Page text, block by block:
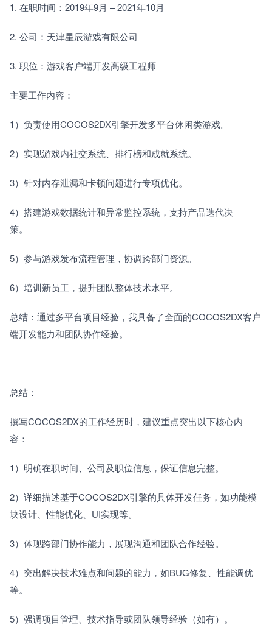
1. 在职时间：2019年9月 – 2021年10月
2. 公司：天津星辰游戏有限公司
3. 职位：游戏客户端开发高级工程师
主要工作内容：
1）负责使用COCOS2DX引擎开发多平台休闲类游戏。
2）实现游戏内社交系统、排行榜和成就系统。
3）针对内存泄漏和卡顿问题进行专项优化。
4）搭建游戏数据统计和异常监控系统，支持产品迭代决
策。
5）参与游戏发布流程管理，协调跨部门资源。
6）培训新员工，提升团队整体技术水平。
总结：通过多平台项目经验，我具备了全面的COCOS2DX客户
端开发能力和团队协作经验。
总结：
撰写COCOS2DX的工作经历时，建议重点突出以下核心内
容：
1）明确在职时间、公司及职位信息，保证信息完整。
2）详细描述基于COCOS2DX引擎的具体开发任务，如功能模
块设计、性能优化、UI实现等。
3）体现跨部门协作能力，展现沟通和团队合作经验。
4）突出解决技术难点和问题的能力，如BUG修复、性能调优
等。
5）强调项目管理、技术指导或团队领导经验（如有）。